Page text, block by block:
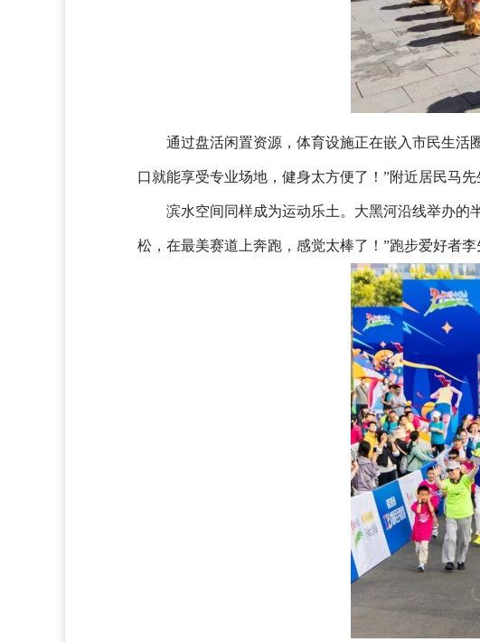
通过盘活闲置资源，体育设施正在嵌入市民生活
口就能享受专业场地，健身太方便了！”附近居民马先
滨水空间同样成为运动乐土。大黑河沿线举办的
松，在最美赛道上奔跑，感觉太棒了！”跑步爱好者李